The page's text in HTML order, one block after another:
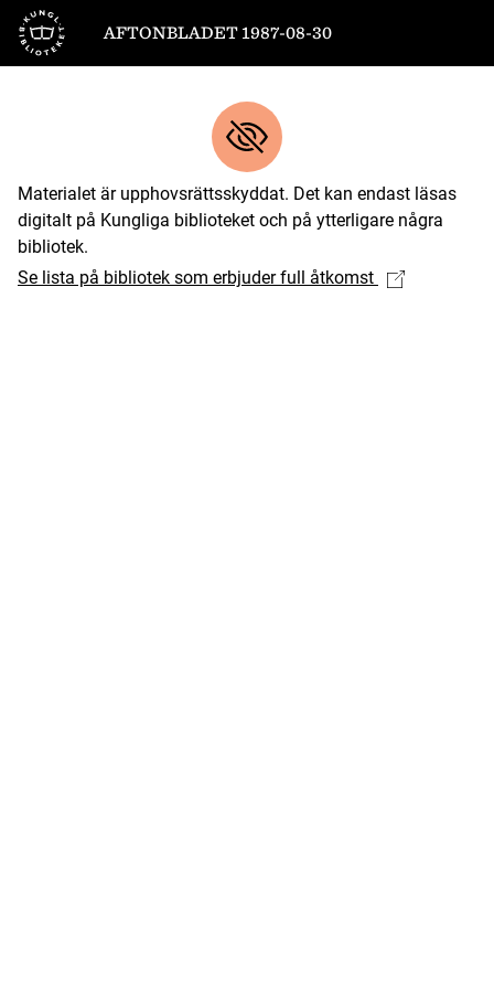
Till startsidan
AFTONBLADET 1987-08-30
Materialet är upphovsrättsskyddat. Det kan endast läsas
digitalt på Kungliga biblioteket och på ytterligare några
bibliotek.
Se lista på bibliotek som erbjuder full åtkomst